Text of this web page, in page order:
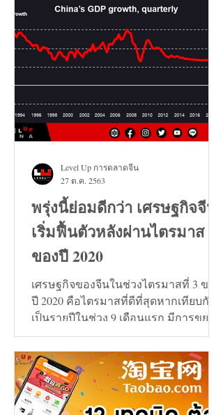
พรุ่งนี้ย่อมดีกว่า เศรษฐกิจจีน
เริ่มฟื้นตัวหลังผ่านไตรมาส 3
ของปี 2020
เศรษฐกิจของจีนในช่วงไตรมาสที่ 3 ของ
ปี 2020 คือไตรมาสที่ดีที่สุดหากเทียบกัน
เป็นรายปีในช่วง 9 เดือนแรก มีการขยาย
ตัวเพิ่มขึ้น 0.7%
Level Up การตลาดจีน
27 ต.ค. 2563